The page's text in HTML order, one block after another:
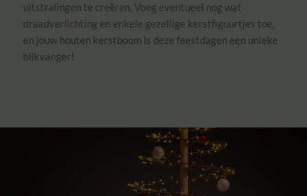
uitstralingen te creëren. Voeg eventueel nog wat
draadverlichting en enkele gezellige kerstfiguurtjes toe,
en jouw houten kerstboom is deze feestdagen een unieke
blikvanger!